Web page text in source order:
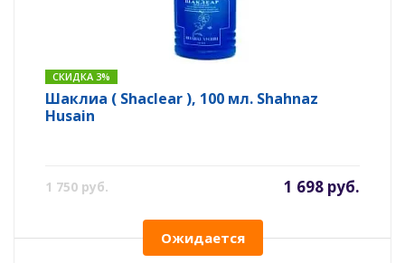
СКИДКА 3%
Шаклиа ( Shaclear ), 100 мл. Shahnaz
Husain
1 750 руб. 1 698 руб.
Ожидается